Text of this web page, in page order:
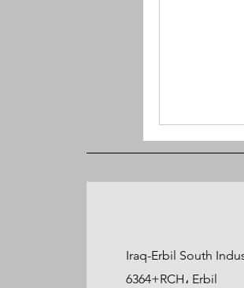
Iraq-Erbil South
6364+RCH، Erbil